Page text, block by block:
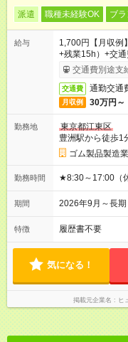
派遣 職種未経験OK ブ
給与
1,700円【月収例
+残業15h）+交通
交通費別途支
交通費 通勤交通
月収例 30万円～
勤務地
東京都江東区
豊洲駅から徒歩1
ゴム製品製造業
勤務時間 ★8:30～17:00（
期間 2026年9月～長期
特徴 履歴書不要
気になる！
掲載元企業名 ヒ